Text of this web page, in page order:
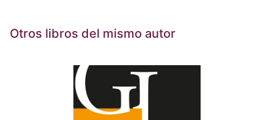
Otros libros del mismo autor